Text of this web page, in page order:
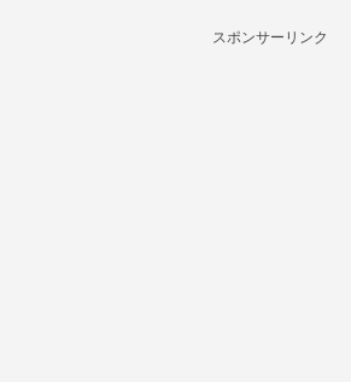
スポンサーリンク